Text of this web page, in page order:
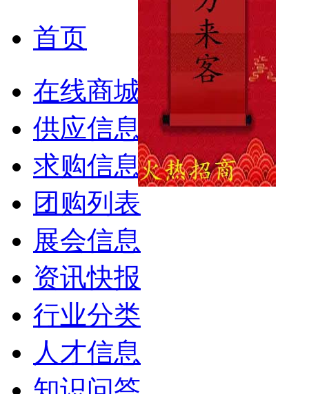
首页
在线商城
供应信息
求购信息
团购列表
展会信息
资讯快报
行业分类
人才信息